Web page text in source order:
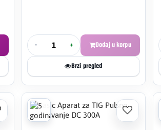
- + Dodaj u korpu
Brzi pregled